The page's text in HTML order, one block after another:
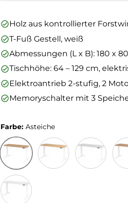
Holz aus kontrollierter
T-Fuß Gestell, weiß
Abmessungen (L x B): 180 x
Tischhöhe: 64 – 129 cm,
Elektroantrieb 2-stufig, 2
Memoryschalter mit 3
Farbe:Asteiche
Asteiche